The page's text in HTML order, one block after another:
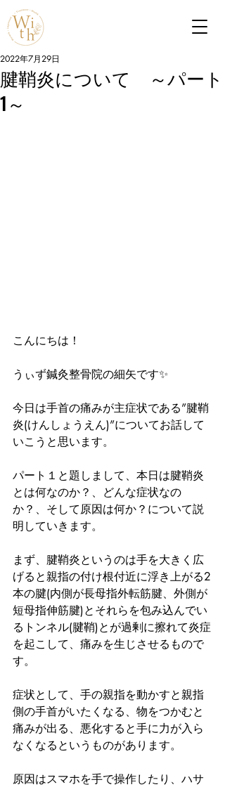
腱鞘炎について ～パート
1～
2022年7月29日
こんにちは！
うぃず鍼灸整骨院の細矢です✨
今日は手首の痛みが主症状である”腱鞘
炎(けんしょうえん)”についてお話して
いこうと思います。
パート１と題しまして、本日は腱鞘炎
とは何なのか？、どんな症状なの
か？、そして原因は何か？について説
明していきます。
まず、腱鞘炎というのは手を大きく広
げると親指の付け根付近に浮き上がる2
本の腱(内側が長母指外転筋腱、外側が
短母指伸筋腱)とそれらを包み込んでい
るトンネル(腱鞘)とが過剰に擦れて炎症
を起こして、痛みを生じさせるもので
す。
症状として、手の親指を動かすと親指
側の手首がいたくなる、物をつかむと
痛みが出る、悪化すると手に力が入ら
なくなるというものがあります。
原因はスマホを手で操作したり、ハサ